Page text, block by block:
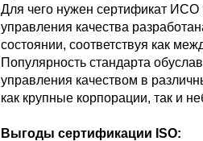
Для чего нужен сертификат ИСО
управления качества
состоянии, соответствуя как
Популярность стандарта
управления качеством в
как крупные корпорации, так и
Выгоды сертификации ISO: